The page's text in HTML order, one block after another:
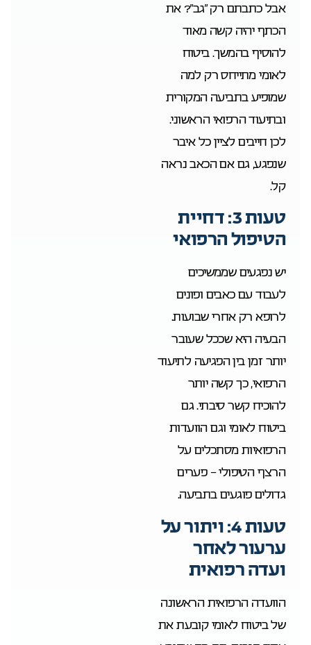
אבל כתבתם רק “גב”? את
הכתף יהיה קשה מאוד
להוסיף בהמשך. ביטוח
לאומי מתייחס רק למה
שמופיע בתביעה המקורית
ובתיעוד הרפואי הראשוני.
לכן חייבים לציין כל איבר
שנפגע, גם אם הכאב נראה
קל.
טעות 3: דחיית
הטיפול הרפואי
יש נפגעים שממשיכים
לעבוד עם כאבים ופונים
לרופא רק אחרי שבועות.
הבעיה היא שככל שעובר
יותר זמן בין הפגיעה לתיעוד
הרפואי, כך קשה יותר
להוכיח קשר סיבתי. גם
ביטוח לאומי וגם הוועדות
הרפואיות מסתכלים על
הרצף הטיפולי – פערים
גדולים פוגעים בתביעה.
טעות 4: ויתור על
ערעור לאחר
ועדה רפואית
הוועדה הרפואית הראשונה
של ביטוח לאומי קובעת את